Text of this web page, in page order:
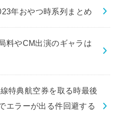
年おやつ時系列まとめ
料やCM出演のギャラは
特典航空券を取る時最後
エラーが出る件回避する